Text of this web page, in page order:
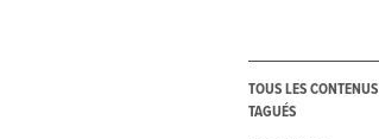
TOUS LES CONTENUS
TAGUÉS